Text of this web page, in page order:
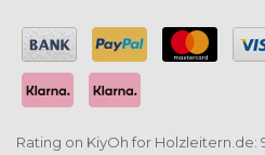
Rating on KiyOh for Holzleitern.de: